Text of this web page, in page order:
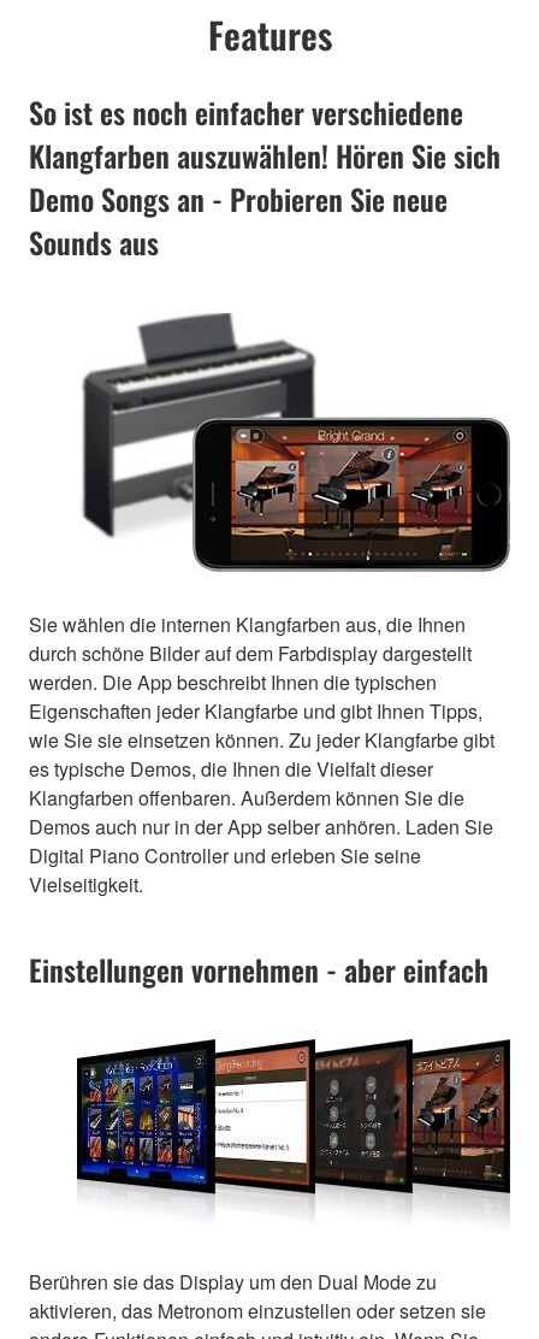
Features
So ist es noch einfacher verschiedene
Klangfarben auszuwählen! Hören Sie sich
Demo Songs an - Probieren Sie neue
Sounds aus
Sie wählen die internen Klangfarben aus, die Ihnen
durch schöne Bilder auf dem Farbdisplay dargestellt
werden. Die App beschreibt Ihnen die typischen
Eigenschaften jeder Klangfarbe und gibt Ihnen Tipps,
wie Sie sie einsetzen können. Zu jeder Klangfarbe gibt
es typische Demos, die Ihnen die Vielfalt dieser
Klangfarben offenbaren. Außerdem können Sie die
Demos auch nur in der App selber anhören. Laden Sie
Digital Piano Controller und erleben Sie seine
Vielseitigkeit.
Einstellungen vornehmen - aber einfach
Berühren sie das Display um den Dual Mode zu
aktivieren, das Metronom einzustellen oder setzen sie